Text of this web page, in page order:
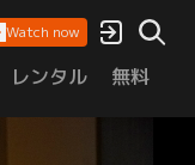
Watch now
レンタル 無料